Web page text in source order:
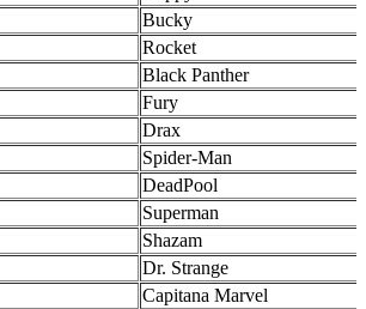
Bucky
Rocket
Black Panther
Fury
Drax
Spider-Man
DeadPool
Superman
Shazam
Dr. Strange
Capitana Marvel